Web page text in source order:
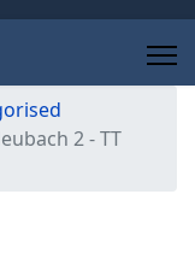
2 - TT